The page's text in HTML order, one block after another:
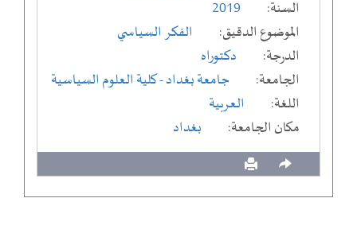
السنة:
2019
الموضوع الدقيق:
الفكر السياسي
الدرجة:
دكتوراه
الجامعة:
جامعة بغداد- كلية العلوم السياسية
اللغة:
العربية
مكان الجامعة:
بغداد